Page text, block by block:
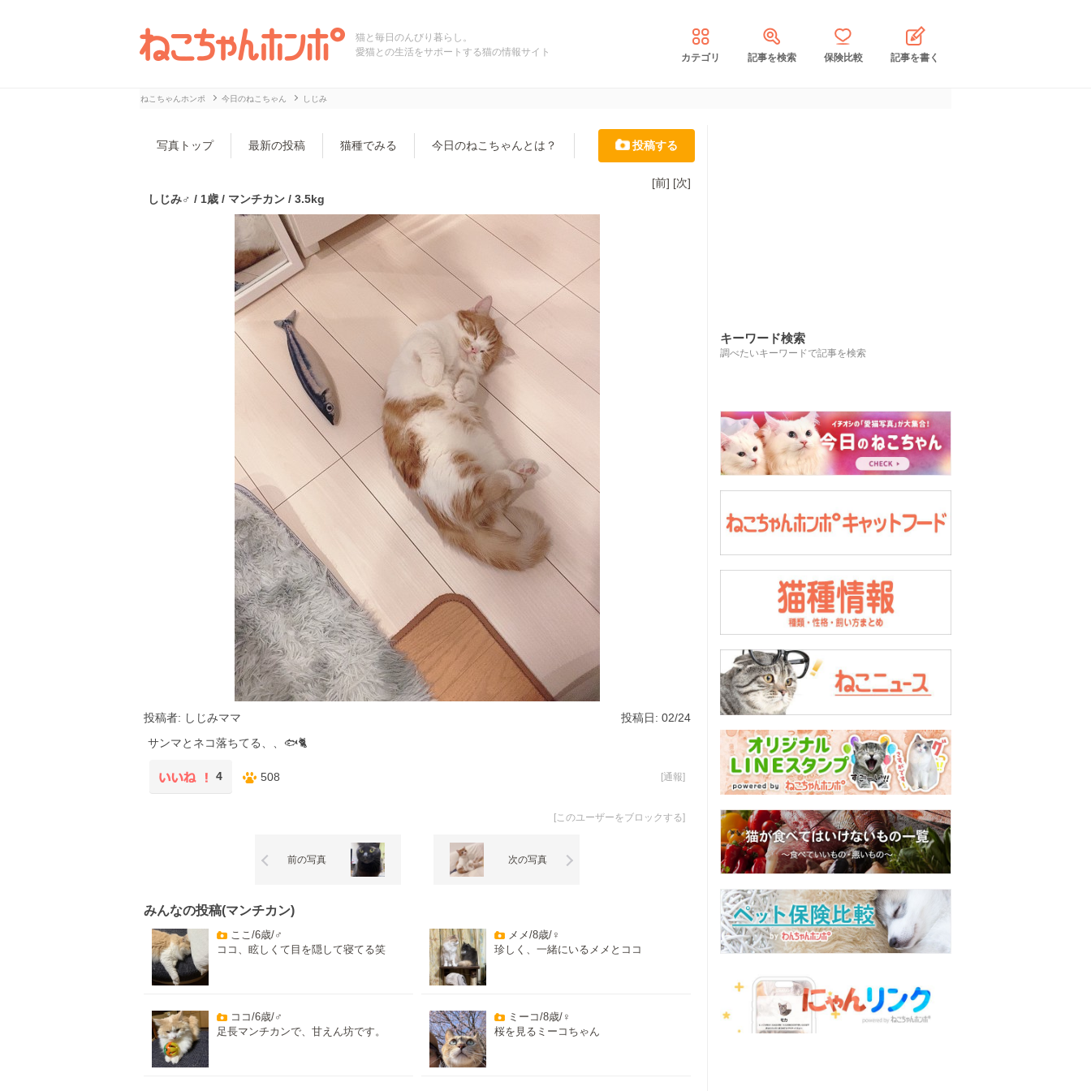
猫と毎日のんびり暮らし。
愛猫との生活をサポートする猫の情報サイト
カテゴリ 記事を検索 保険比較 記事を書く
ねこちゃんホンポ 今日のねこちゃん しじみ
写真トップ 最新の投稿 猫種でみる 今日のねこちゃんとは？ 投稿する
[前] [次]
しじみ♂ / 1歳 / マンチカン / 3.5kg
投稿者: しじみママ
投稿日: 02/24
サンマとネコ落ちてる、、🐟🐈
4 508 [通報]
[このユーザーをブロックする]
前の写真 次の写真
みんなの投稿(マンチカン)
ここ/6歳/♂
ココ、眩しくて目を隠して寝てる笑
メメ/8歳/♀
珍しく、一緒にいるメメとココ
ココ/6歳/♂
足長マンチカンで、甘えん坊です。
ミーコ/8歳/♀
桜を見るミーコちゃん
キーワード検索
調べたいキーワードで記事を検索